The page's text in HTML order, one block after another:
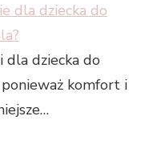
dla dziecka do
dla dziecka do
komfort i